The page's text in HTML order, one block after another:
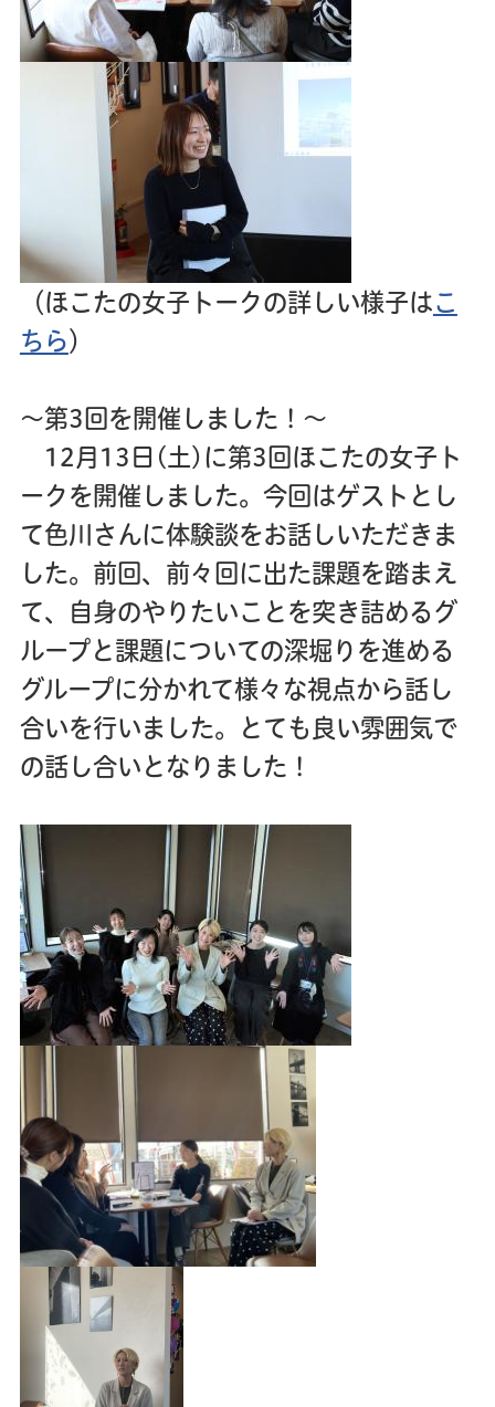
（ほこたの女子トークの詳しい様子はこ
ちら ）
～第3回を開催しました！～
12月13日(土)に第3回ほこたの女子ト
ークを開催しました。今回はゲストとし
て色川さんに体験談をお話しいただきま
した。前回、前々回に出た課題を踏まえ
て、自身のやりたいことを突き詰めるグ
ループと課題についての深堀りを進める
グループに分かれて様々な視点から話し
合いを行いました。とても良い雰囲気で
の話し合いとなりました！